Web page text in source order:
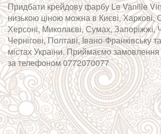
Придбати крейдову фарбу Le Vanille
низькою ціною можна в Києві, Харкові,
Херсоні, Миколаєві, Сумах, Запоріжжі,
Чернігові, Полтаві, Івано-Франківську
містах України. Приймаємо
за телефоном 0772070077